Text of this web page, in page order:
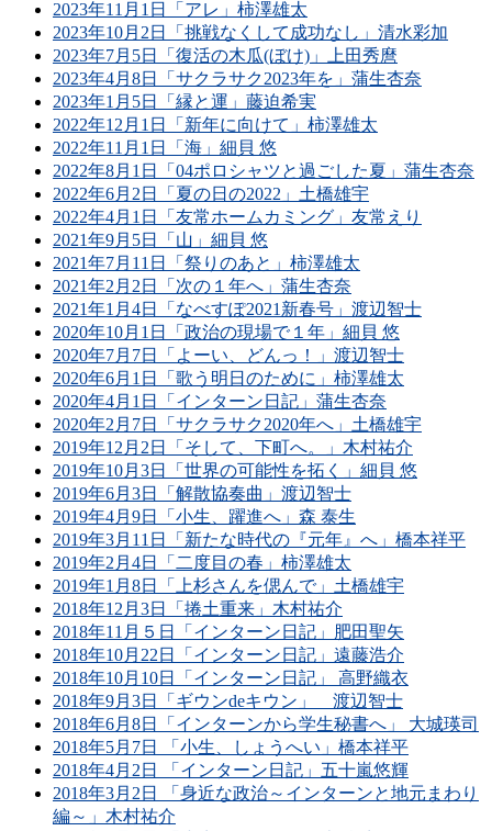
2023年11月1日「アレ」柿澤雄太
2023年10月2日「挑戦なくして成功なし」清水彩加
2023年7月5日「復活の木瓜(ぼけ)」上田秀麿
2023年4月8日「サクラサク2023年を」蒲生杏奈
2023年1月5日「縁と運」藤迫希実
2022年12月1日「新年に向けて」柿澤雄太
2022年11月1日「海」細貝 悠
2022年8月1日「04ポロシャツと過ごした夏」蒲生杏奈
2022年6月2日「夏の日の2022」土橋雄宇
2022年4月1日「友常ホームカミング」友常えり
2021年9月5日「山」細貝 悠
2021年7月11日「祭りのあと」柿澤雄太
2021年2月2日「次の１年へ」蒲生杏奈
2021年1月4日「なべすぽ2021新春号」渡辺智士
2020年10月1日「政治の現場で１年」細貝 悠
2020年7月7日「よーい、どんっ！」渡辺智士
2020年6月1日「歌う明日のために」柿澤雄太
2020年4月1日「インターン日記」蒲生杏奈
2020年2月7日「サクラサク2020年へ」土橋雄宇
2019年12月2日「そして、下町へ。」木村祐介
2019年10月3日「世界の可能性を拓く」細貝 悠
2019年6月3日「解散協奏曲」渡辺智士
2019年4月9日「小生、躍進へ」森 泰生
2019年3月11日「新たな時代の『元年』へ」橋本祥平
2019年2月4日「二度目の春」柿澤雄太
2019年1月8日「上杉さんを偲んで」土橋雄宇
2018年12月3日「捲土重来」木村祐介
2018年11月５日「インターン日記」肥田聖矢
2018年10月22日「インターン日記」遠藤浩介
2018年10月10日「インターン日記」 高野織衣
2018年9月3日「ギウンdeキウン」 渡辺智士
2018年6月8日「インターンから学生秘書へ」 大城瑛司
2018年5月7日 「小生、しょうへい」橋本祥平
2018年4月2日 「インターン日記」五十嵐悠輝
2018年3月2日 「身近な政治～インターンと地元まわり
編～」木村祐介